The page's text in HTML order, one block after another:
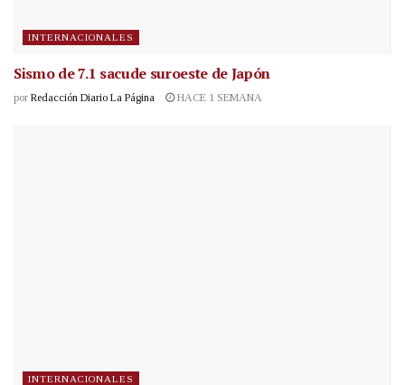
INTERNACIONALES
Sismo de 7.1 sacude suroeste de Japón
por Redacción Diario La Página HACE 1 SEMANA
INTERNACIONALES